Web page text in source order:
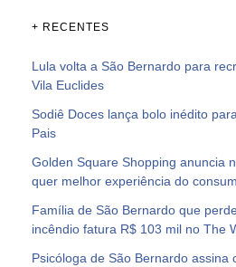
+ RECENTES
Lula volta a São Bernardo para
Vila Euclides
Sodiê Doces lança bolo inédito
Pais
Golden Square Shopping anuncia
quer melhor experiência do
Família de São Bernardo que
incêndio fatura R$ 103 mil no The
Psicóloga de São Bernardo assina